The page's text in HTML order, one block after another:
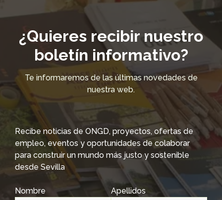
¿Quieres recibir nuestro
boletín informativo?
Te informaremos de las últimas novedades de
nuestra web.
Recibe noticias de ONGD, proyectos, ofertas de
empleo, eventos y oportunidades de colaborar
para construir un mundo más justo y sostenible
desde Sevilla
Nombre Apellidos